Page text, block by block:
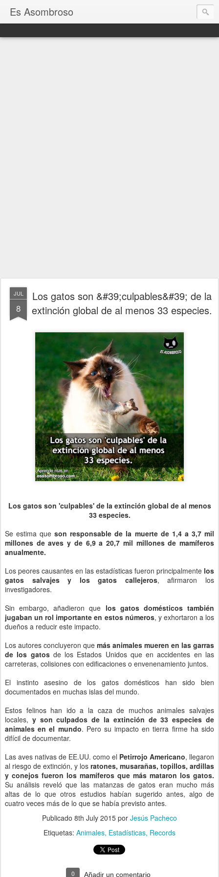
Es Asombroso
JUL
8
Los gatos son &#39;culpables&#39; de la
extinción global de al menos 33 especies.
Los gatos son 'culpables' de la extinción global de al menos
33 especies.
Se estima queson responsable de la muerte de 1,4 a 3,7 mil
millones de aves y de 6,9 a 20,7 mil millones de mamíferos
anualmente.
Los peores causantes en las estadísticas fueron principalmente los
gatos salvajes y los gatos callejeros, afirmaron los
investigadores.
Sin embargo, añadieron que los gatos domésticos también
jugaban un rol importante en estos números, y exhortaron a los
dueños a reducir este impacto.
Los autores concluyeron que más animales mueren en las garras
de los gatos de los Estados Unidos que en accidentes en las
carreteras, colisiones con edificaciones o envenenamiento juntos.
El instinto asesino de los gatos domésticos han sido bien
documentados en muchas islas del mundo.
Estos felinos han ido a la caza de muchos animales salvajes
locales, y son culpados de la extinción de 33 especies de
animales en el mundo. Pero su impacto en tierra firme ha sido
difícil de documentar.
Las aves nativas de EE.UU. como el Petirrojo Americano, llegaron
al riesgo de extinción, y los ratones, musarañas, topillos, ardillas
y conejos fueron los mamíferos que más mataron los gatos.
Su análisis reveló que las matanzas de gatos eran mucho más
altas de lo que otros estudios habían sugerido antes, algo de
cuatro veces más de lo que se había previsto antes.
Publicado 8th July 2015 por Jesús Pacheco
Etiquetas: Animales Estadísticas Records
0 Añadir un comentario